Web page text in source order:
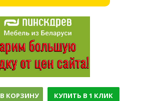
В КОРЗИНУ КУПИТЬ В 1 КЛИК